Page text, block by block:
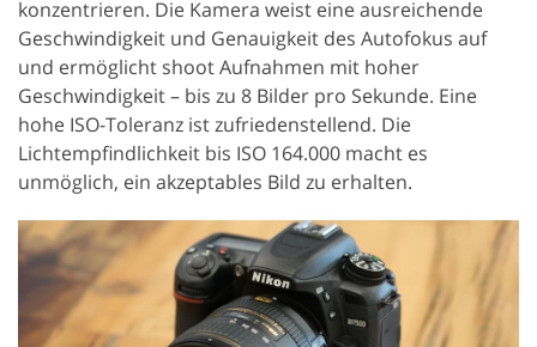
konzentrieren. Die Kamera weist eine ausreichende
Geschwindigkeit und Genauigkeit des Autofokus auf
und ermöglicht shoot Aufnahmen mit hoher
Geschwindigkeit – bis zu 8 Bilder pro Sekunde. Eine
hohe ISO-Toleranz ist zufriedenstellend. Die
Lichtempfindlichkeit bis ISO 164.000 macht es
unmöglich, ein akzeptables Bild zu erhalten.